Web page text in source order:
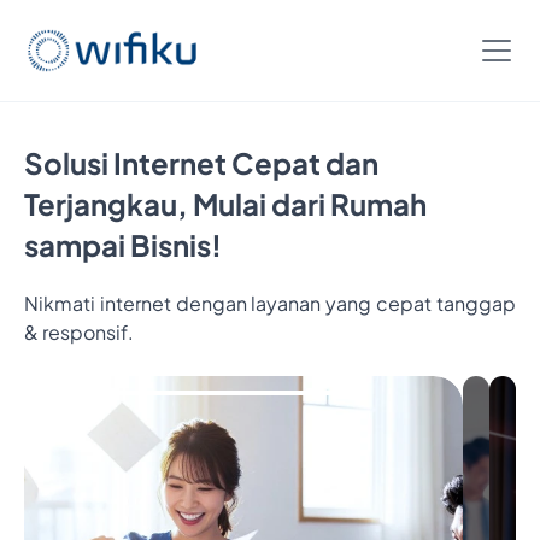
Solusi Internet Cepat dan
Terjangkau, Mulai dari Rumah
sampai Bisnis!
Nikmati internet dengan layanan yang cepat tanggap
& responsif.
Bayar
Bulan,
Nikmatin
Bulan
Internetan
Cukup
Bayar